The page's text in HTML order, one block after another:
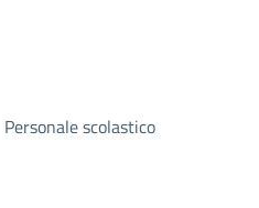
Personale scolastico